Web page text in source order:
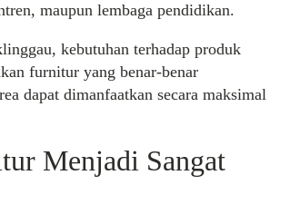
maupun lembaga pendidikan.
kebutuhan terhadap produk
furnitur yang benar-benar
dapat dimanfaatkan secara maksimal
Menjadi Sangat